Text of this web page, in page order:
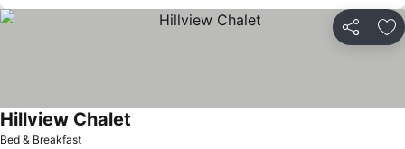
Partilhar
Bed & Breakfast
Hillview Chalet